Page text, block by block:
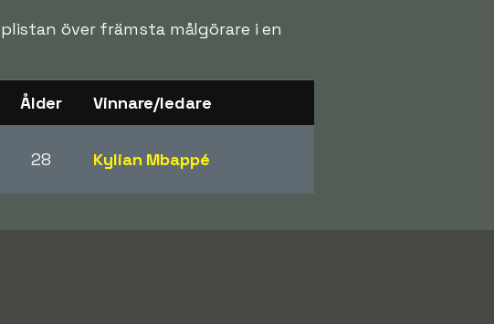
över främsta målgörare i en
Ålder Vinnare/ledare
28 Kylian Mbappé